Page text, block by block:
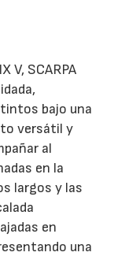
V, SCARPA
bajo una
versátil y
al
en la
largos y las
en
una